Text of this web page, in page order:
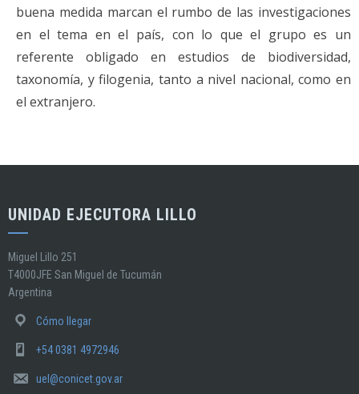
buena medida marcan el rumbo de las investigaciones
en el tema en el país, con lo que el grupo es un
referente obligado en estudios de biodiversidad,
taxonomía, y filogenia, tanto a nivel nacional, como en
el extranjero.
UNIDAD EJECUTORA LILLO
Miguel Lillo 251
T4000JFE San Miguel de Tucumán
Argentina
Cómo llegar
+54 0381 4972946
uel@conicet.gov.ar